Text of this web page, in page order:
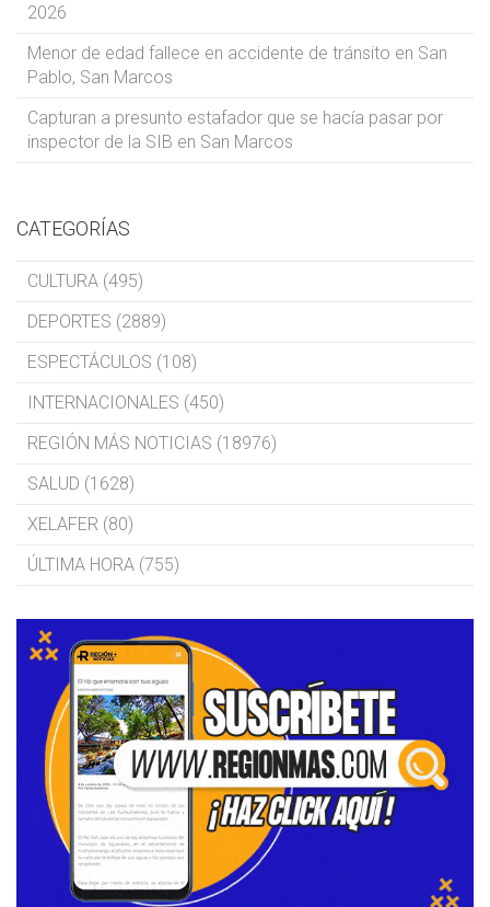
2026
Menor de edad fallece en accidente de tránsito en San
Pablo, San Marcos
Capturan a presunto estafador que se hacía pasar por
inspector de la SIB en San Marcos
CATEGORÍAS
CULTURA (495)
DEPORTES (2889)
ESPECTÁCULOS (108)
INTERNACIONALES (450)
REGIÓN MÁS NOTICIAS (18976)
SALUD (1628)
XELAFER (80)
ÚLTIMA HORA (755)